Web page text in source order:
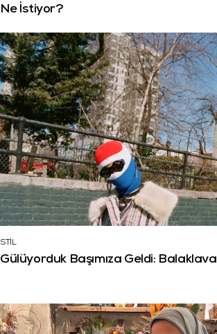
Ne İstiyor?
STİL
Gülüyorduk Başımıza Geldi: Balaklava